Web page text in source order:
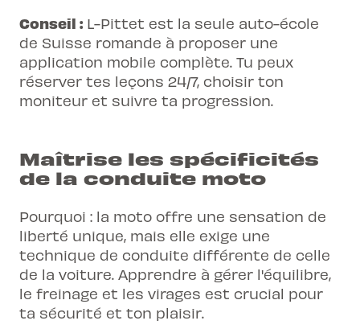
Conseil : L-Pittet est la seule auto-école
de Suisse romande à proposer une
application mobile complète. Tu peux
réserver tes leçons 24/7, choisir ton
moniteur et suivre ta progression.
Maîtrise les spécificités
de la conduite moto
Pourquoi : la moto offre une sensation de
liberté unique, mais elle exige une
technique de conduite différente de celle
de la voiture. Apprendre à gérer l'équilibre,
le freinage et les virages est crucial pour
ta sécurité et ton plaisir.